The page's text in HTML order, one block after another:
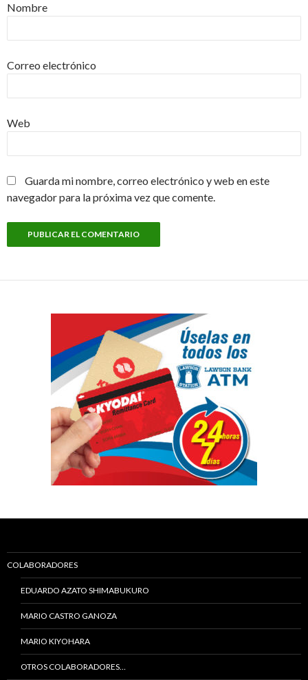
Nombre
Correo electrónico
Web
Guarda mi nombre, correo electrónico y web en este
navegador para la próxima vez que comente.
COLABORADORES
EDUARDO AZATO SHIMABUKURO
MARIO CASTRO GANOZA
MARIO KIYOHARA
OTROS COLABORADORES…